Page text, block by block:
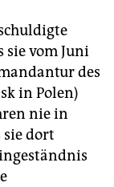
sie vom Juni
des
in Polen)
nie in
sie dort